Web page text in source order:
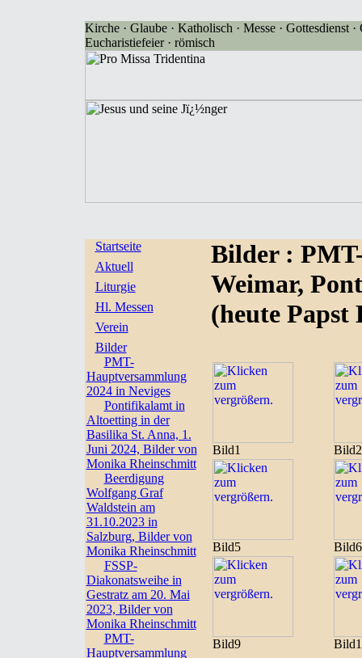
Kirche · Glaube · Katholisch · Messe · Gottesdienst
Eucharistiefeier · römisch
Startseite
Aktuell
Liturgie
Hl. Messen
Verein
Bilder
PMT-
Hauptversammlung
2024 in Neviges
Pontifikalamt in
Altoetting in der
Basilika St. Anna, 1.
Juni 2024, Bilder von
Monika Rheinschmitt
Beerdigung
Wolfgang Graf
Waldstein am
31.10.2023 in
Salzburg, Bilder von
Monika Rheinschmitt
FSSP-
Diakonatsweihe in
Gestratz am 20. Mai
2023, Bilder von
Monika Rheinschmitt
PMT-
Hauptversammlung
Bilder :
Weimar,
(heute
Bild1 Bild2
Bild5 Bild6
Bild9